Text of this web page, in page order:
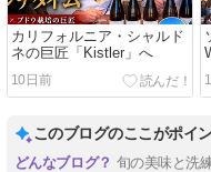
カリフォルニア・シャルド
ネの巨匠「Kistler」へ
10日前
このブログのここがポイ
旬の美味と洗